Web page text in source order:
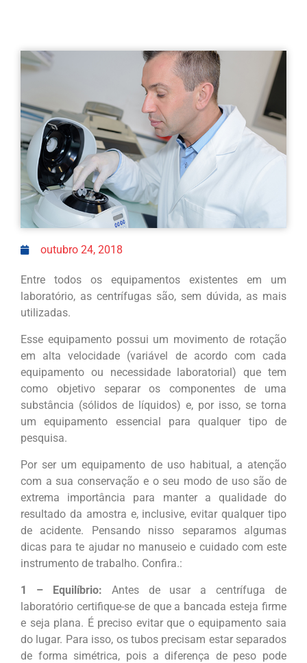
outubro 24, 2018
Entre todos os equipamentos existentes em um
laboratório, as centrífugas são, sem dúvida, as mais
utilizadas.
Esse equipamento possui um movimento de rotação
em alta velocidade (variável de acordo com cada
equipamento ou necessidade laboratorial) que tem
como objetivo separar os componentes de uma
substância (sólidos de líquidos) e, por isso, se torna
um equipamento essencial para qualquer tipo de
pesquisa.
Por ser um equipamento de uso habitual, a atenção
com a sua conservação e o seu modo de uso são de
extrema importância para manter a qualidade do
resultado da amostra e, inclusive, evitar qualquer tipo
de acidente. Pensando nisso separamos algumas
dicas para te ajudar no manuseio e cuidado com este
instrumento de trabalho. Confira.:
1 – Equilíbrio: Antes de usar a centrífuga de
laboratório certifique-se de que a bancada esteja firme
e seja plana. É preciso evitar que o equipamento saia
do lugar. Para isso, os tubos precisam estar separados
de forma simétrica, pois a diferença de peso pode